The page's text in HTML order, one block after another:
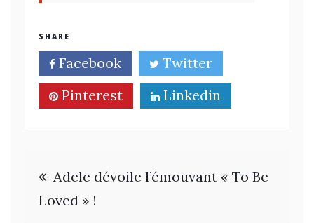
SHARE
Facebook
Twitter
Pinterest
Linkedin
Navigation
de
Adele dévoile l’émouvant « To Be
Loved » !